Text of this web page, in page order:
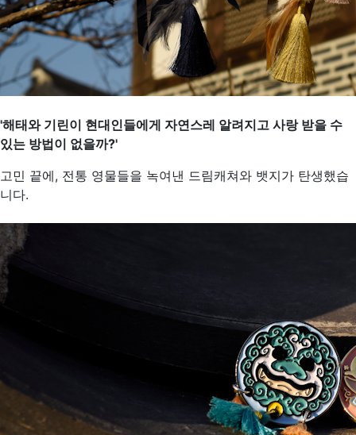
'해태와 기린이 현대인들에게 자연스레 알려지고 사랑 받을 수
있는 방법이 없을까?'
고민 끝에, 전통 영물들을 녹여낸 드림캐쳐와 뱃지가 탄생했습
니다.